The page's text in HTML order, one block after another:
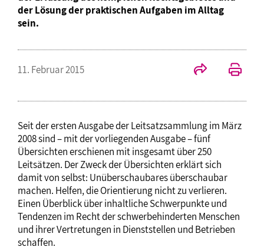
der Lösung der praktischen Aufgaben im Alltag
sein.
11. Februar 2015
Seit der ersten Ausgabe der Leitsatzsammlung im März
2008 sind – mit der vorliegenden Ausgabe – fünf
Übersichten erschienen mit insgesamt über 250
Leitsätzen. Der Zweck der Übersichten erklärt sich
damit von selbst: Unüberschaubares überschaubar
machen. Helfen, die Orientierung nicht zu verlieren.
Einen Überblick über inhaltliche Schwerpunkte und
Tendenzen im Recht der schwerbehinderten Menschen
und ihrer Vertretungen in Dienststellen und Betrieben
schaffen.